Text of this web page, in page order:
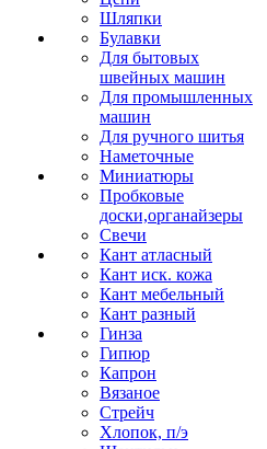
Шляпки
Булавки
Для бытовых
швейных машин
Для промышленных
машин
Для ручного шитья
Наметочные
Миниатюры
Пробковые
доски,органайзеры
Свечи
Кант атласный
Кант иск. кожа
Кант мебельный
Кант разный
Гинза
Гипюр
Капрон
Вязаное
Стрейч
Хлопок, п/э